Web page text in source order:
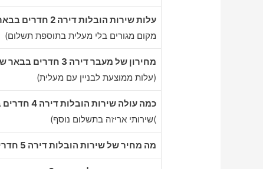
עלות שירות הובלות דירה 2 חדרים בבאר שבע
מקום מגורים בלי מעלית בתוספת תשלום)
מחירון של מעבר דירה 3 חדרים בבאר שבע
(עלות ממוצעת לבניין עם מעלית)
כמה עולה שירות הובלות דירה 4 חדרים בבאר שבע
)שירותי אריזה בתשלום נוסף)
מה מחיר של שירות הובלות דירה 5 חדרים בבאר שבע